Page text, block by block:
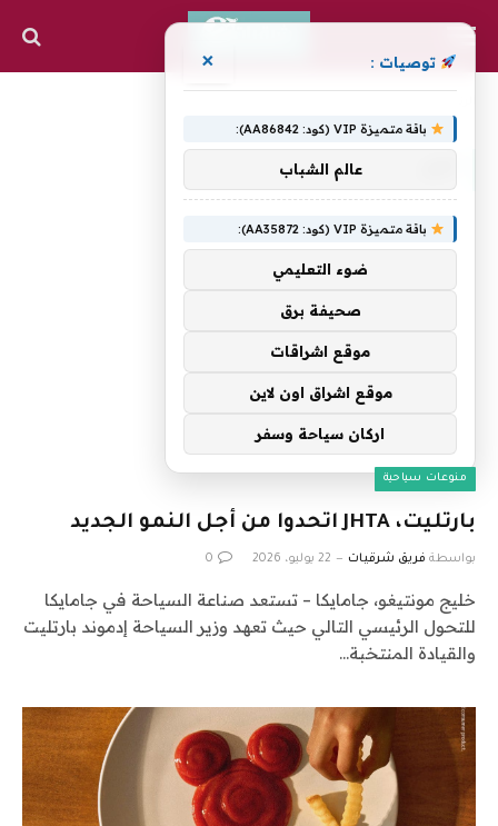
منوعات سياحية
بارتليت، JHTA اتحدوا من أجل النمو الجديد
بواسطة فريق شرقيات 22 يوليو، 2026 0
خليج مونتيغو، جامايكا – تستعد صناعة السياحة في جامايكا
للتحول الرئيسي التالي حيث تعهد وزير السياحة إدموند بارتليت
والقيادة المنتخبة…
توصيات : ×
باقة متميزة VIP (كود: AA86842):
عالم الشباب
باقة متميزة VIP (كود: AA35872):
ضوء التعليمي
صحيفة برق
موقع اشراقات
موقع اشراق اون لاين
اركان سياحة وسفر